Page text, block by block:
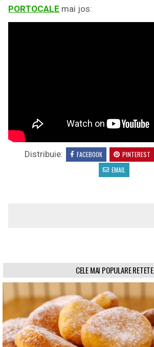
PORTOCALE mai jos:
Distribuie: FACEBOOK PINTEREST
EMAIL
CELE MAI POPULARE RETETE